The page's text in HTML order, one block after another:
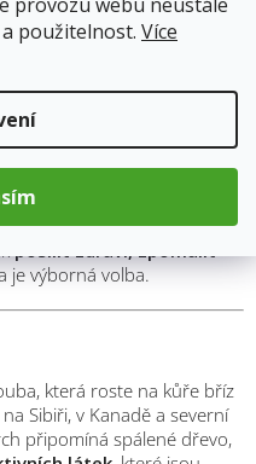
použitelnost. Více
stres a harmonizovat
Prášek má
přidat do nápojů i jídel.
je výborná volba.
která roste na kůře bříz
Sibiři, v Kanadě a severní
připomíná spálené dřevo,